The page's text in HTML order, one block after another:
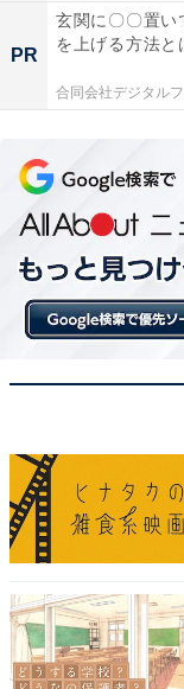
EXENA デュア
ク
パナソニック「
パナソニック「
PR
玄関に〇〇置
を上げる方法と
合同会社デジタル